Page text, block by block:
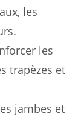
les
les
trapèzes et
jambes et